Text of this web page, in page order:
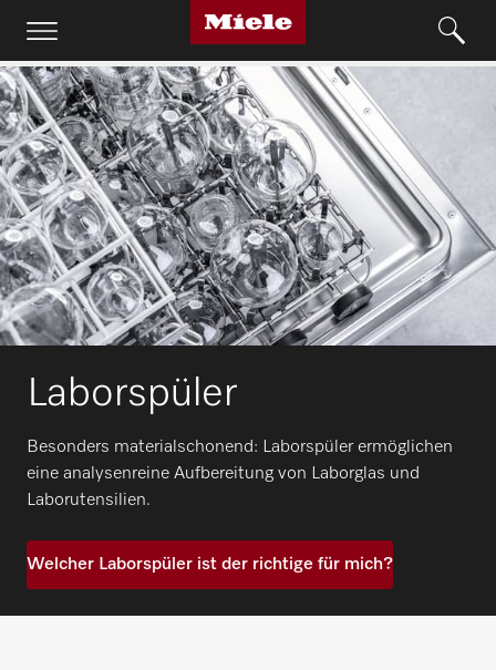
Laborspüler
Besonders materialschonend: Laborspüler ermöglichen
eine analysenreine Aufbereitung von Laborglas und
Laborutensilien.
Welcher Laborspüler ist der richtige für mich?